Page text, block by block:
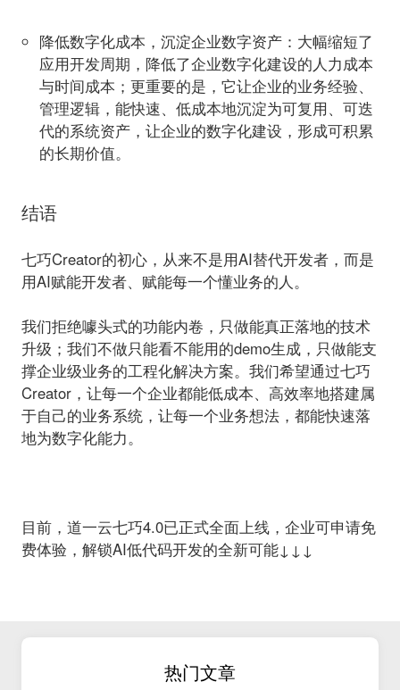
降低数字化成本，沉淀企业数字资产： 大幅缩短了
应用开发周期，降低了企业数字化建设的人力成本
与时间成本；更重要的是，它让企业的业务经验、
管理逻辑，能快速、低成本地沉淀为可复用、可迭
代的系统资产，让企业的数字化建设，形成可积累
的长期价值。
结语
七巧Creator的初心，从来不是用AI替代开发者，而是
用AI赋能开发者、赋能每一个懂业务的人。
我们拒绝噱头式的功能内卷，只做能真正落地的技术
升级；我们不做只能看不能用的demo生成，只做能支
撑企业级业务的工程化解决方案。我们希望通过七巧
Creator，让每一个企业都能低成本、高效率地搭建属
于自己的业务系统，让每一个业务想法，都能快速落
地为数字化能力。
目前，道一云七巧4.0已正式全面上线，企业可申请免
费体验 ，解锁AI低代码开发的全新可能↓↓↓
热门文章